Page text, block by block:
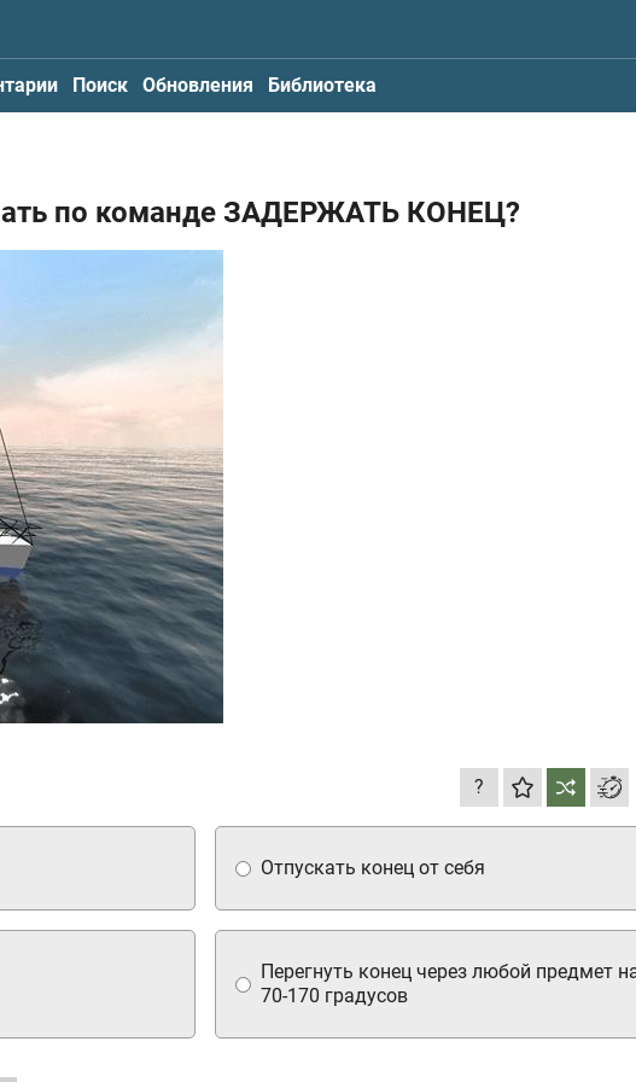
Поиск Обновления Библиотека
по команде ЗАДЕРЖАТЬ КОНЕЦ?
?
Перегнуть конец через любой предмет
70-170 градусов
Отпускать конец от себя